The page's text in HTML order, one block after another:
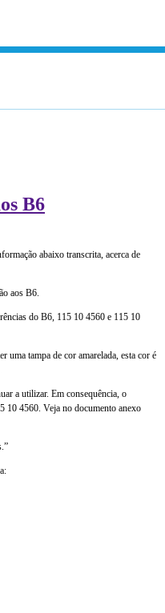
B6
abaixo transcrita, acerca de
aos B6.
do B6, 115 10 4560 e 115 10
uma tampa de cor amarelada, esta cor é
a utilizar. Em consequência, o
10 4560. Veja no documento anexo